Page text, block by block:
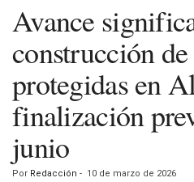
Avance
construcción
protegidas en
finalización
junio
Por Redacción - 10 de marzo de 2026